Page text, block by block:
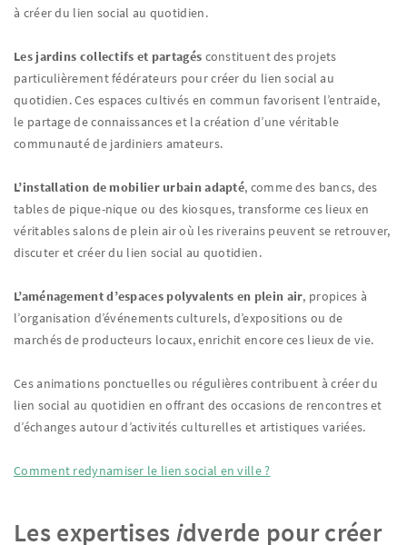
à créer du lien social au quotidien.
Les jardins collectifs et partagés constituent des projets
particulièrement fédérateurs pour créer du lien social au
quotidien. Ces espaces cultivés en commun favorisent l’entraide,
le partage de connaissances et la création d’une véritable
communauté de jardiniers amateurs.
L’installation de mobilier urbain adapté, comme des bancs, des
tables de pique-nique ou des kiosques, transforme ces lieux en
véritables salons de plein air où les riverains peuvent se retrouver,
discuter et créer du lien social au quotidien.
L’aménagement d’espaces polyvalents en plein air, propices à
l’organisation d’événements culturels, d’expositions ou de
marchés de producteurs locaux, enrichit encore ces lieux de vie.
Ces animations ponctuelles ou régulières contribuent à créer du
lien social au quotidien en offrant des occasions de rencontres et
d’échanges autour d’activités culturelles et artistiques variées.
Comment redynamiser le lien social en ville ?
Les expertisesidverde pour créer